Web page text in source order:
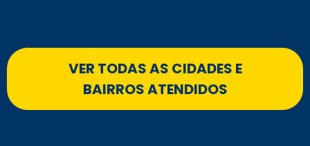
VER TODAS AS CIDADES E
BAIRROS ATENDIDOS